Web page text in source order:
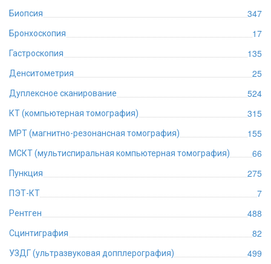
Биопсия 347
Бронхоскопия 17
Гастроскопия 135
Денситометрия 25
Дуплексное сканирование 524
КТ (компьютерная томография) 315
МРТ (магнитно-резонансная томография) 155
МСКТ (мультиспиральная компьютерная томография) 66
Пункция 275
ПЭТ-КТ 7
Рентген 488
Сцинтиграфия 82
УЗДГ (ультразвуковая допплерография) 499